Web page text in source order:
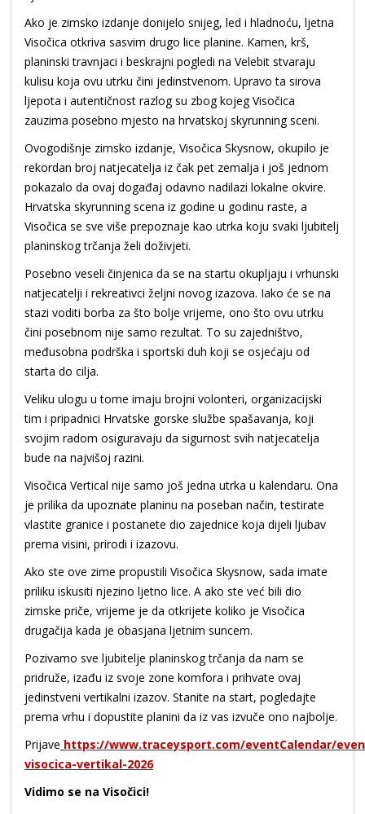
Ako je zimsko izdanje donijelo snijeg, led i hladnoću, ljetna
Visočica otkriva sasvim drugo lice planine. Kamen, krš,
planinski travnjaci i beskrajni pogledi na Velebit stvaraju
kulisu koja ovu utrku čini jedinstvenom. Upravo ta sirova
ljepota i autentičnost razlog su zbog kojeg Visočica
zauzima posebno mjesto na hrvatskoj skyrunning sceni.
Ovogodišnje zimsko izdanje, Visočica Skysnow, okupilo je
rekordan broj natjecatelja iz čak pet zemalja i još jednom
pokazalo da ovaj događaj odavno nadilazi lokalne okvire.
Hrvatska skyrunning scena iz godine u godinu raste, a
Visočica se sve više prepoznaje kao utrka koju svaki ljubitelj
planinskog trčanja želi doživjeti.
Posebno veseli činjenica da se na startu okupljaju i vrhunski
natjecatelji i rekreativci željni novog izazova. Iako će se na
stazi voditi borba za što bolje vrijeme, ono što ovu utrku
čini posebnom nije samo rezultat. To su zajedništvo,
međusobna podrška i sportski duh koji se osjećaju od
starta do cilja.
Veliku ulogu u tome imaju brojni volonteri, organizacijski
tim i pripadnici Hrvatske gorske službe spašavanja, koji
svojim radom osiguravaju da sigurnost svih natjecatelja
bude na najvišoj razini.
Visočica Vertical nije samo još jedna utrka u kalendaru. Ona
je prilika da upoznate planinu na poseban način, testirate
vlastite granice i postanete dio zajednice koja dijeli ljubav
prema visini, prirodi i izazovu.
Ako ste ove zime propustili Visočica Skysnow, sada imate
priliku iskusiti njezino ljetno lice. A ako ste već bili dio
zimske priče, vrijeme je da otkrijete koliko je Visočica
drugačija kada je obasjana ljetnim suncem.
Pozivamo sve ljubitelje planinskog trčanja da nam se
pridruže, izađu iz svoje zone komfora i prihvate ovaj
jedinstveni vertikalni izazov. Stanite na start, pogledajte
prema vrhu i dopustite planini da iz vas izvuče ono najbolje.
Prijave https://www.traceysport.com/eventCalendar/
visocica-vertikal-2026
Vidimo se na Visočici!